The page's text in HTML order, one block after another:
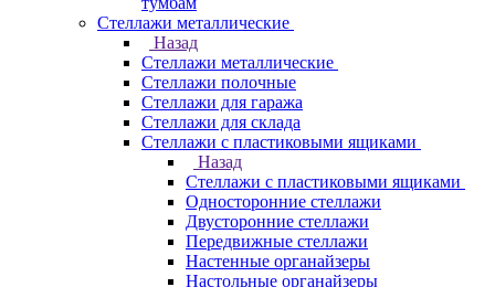
Стеллажи металлические
Назад
Стеллажи металлические
Стеллажи полочные
Стеллажи для гаража
Стеллажи для склада
Стеллажи с пластиковыми ящиками
Назад
Стеллажи с пластиковыми ящиками
Односторонние стеллажи
Двусторонние стеллажи
Передвижные стеллажи
Настенные органайзеры
Настольные органайзеры